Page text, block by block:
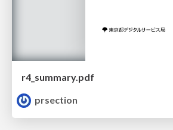
r4_summary.pdf
prsection